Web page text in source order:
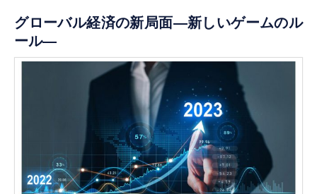
グローバル経済の新局面―新しいゲームのル
ール―